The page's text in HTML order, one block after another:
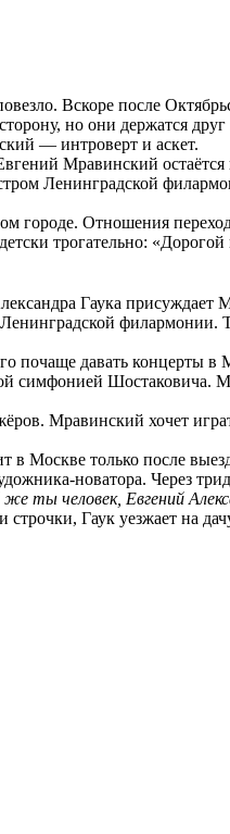
Вскоре после
но они держатся
— интроверт и аскет.
Мравинский остаётся
Ленинградской
городе. Отношения
трогательно:
Гаука
филармонии.
почаще давать концерты в
симфонией Шостаковича.
Мравинский хочет
Москве только после
новатора. Через
ты человек, Евгений
строчки, Гаук уезжает на